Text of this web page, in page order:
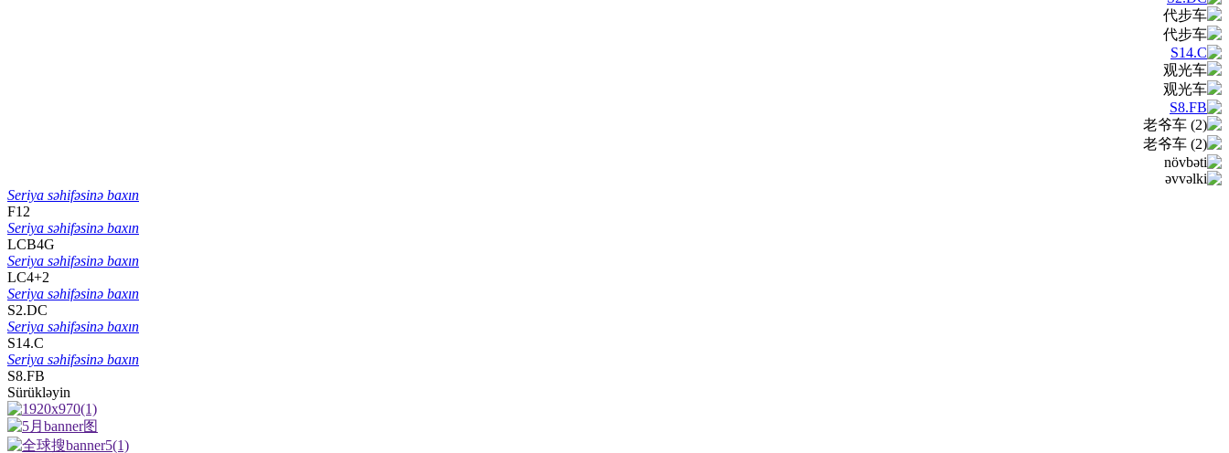
Seriya səhifəsinə baxın
F12
Seriya səhifəsinə baxın
LCB4G
Seriya səhifəsinə baxın
LC4+2
Seriya səhifəsinə baxın
S2.DC
Seriya səhifəsinə baxın
S14.C
Seriya səhifəsinə baxın
S8.FB
Sürükləyin